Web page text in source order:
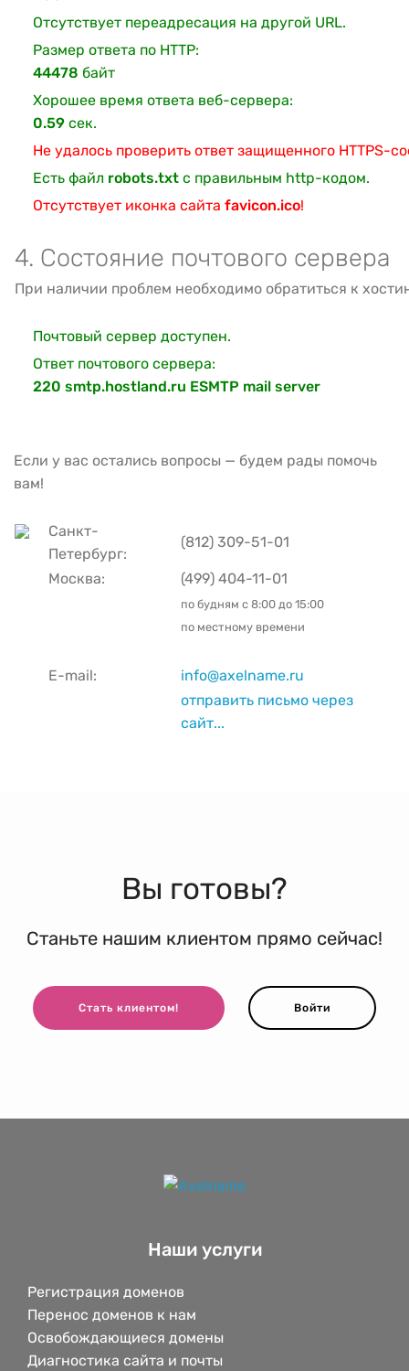
Отсутствует переадресация на другой URL.
Размер ответа по HTTP:
44478 байт
Хорошее время ответа веб-сервера:
0.59 сек.
Не удалось проверить ответ защищенного HTTPS-
Есть файл robots.txt с правильным http-кодом.
Отсутствует иконка сайта favicon.ico!
4. Состояние почтового сервера
При наличии проблем необходимо обратиться к
Почтовый сервер доступен.
Ответ почтового сервера:
220 smtp.hostland.ru ESMTP mail server
Если у вас остались вопросы — будем рады помочь
вам!
Санкт-
Петербург:
(812) 309-51-01
Москва: (499) 404-11-01
по будням с 8:00 до 15:00
по местному времени
E-mail:
info@axelname.ru
отправить письмо через
сайт...
Вы готовы?
Станьте нашим клиентом прямо сейчас!
Стать клиентом! Войти
Наши услуги
Регистрация доменов
Перенос доменов к нам
Освобождающиеся домены
Диагностика сайта и почты